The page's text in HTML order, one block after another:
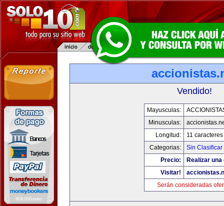
Vendido!
Mayusculas:
Minusculas:
Longitud:
11 caracteres
Categorias:
Sin Clasificar
Precio:
Realizar
Visitar!
Serán consideradas